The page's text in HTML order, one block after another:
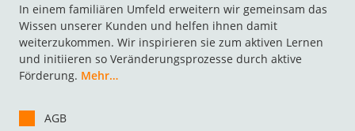
In einem familiären Umfeld erweitern wir gemeinsam das
Wissen unserer Kunden und helfen ihnen damit
weiterzukommen. Wir inspirieren sie zum aktiven Lernen
und initiieren so Veränderungsprozesse durch aktive
Förderung. Mehr…
AGB